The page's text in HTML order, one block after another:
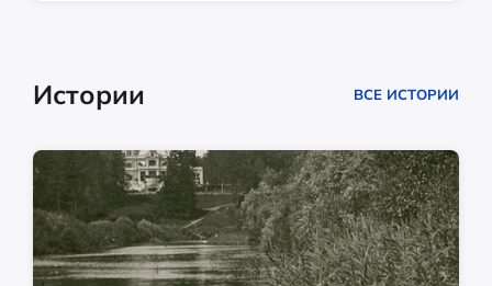
Истории ВСЕ ИСТОРИИ